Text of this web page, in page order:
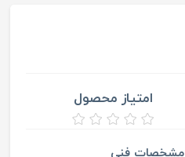
امتیاز محصول
مشخصات فنی